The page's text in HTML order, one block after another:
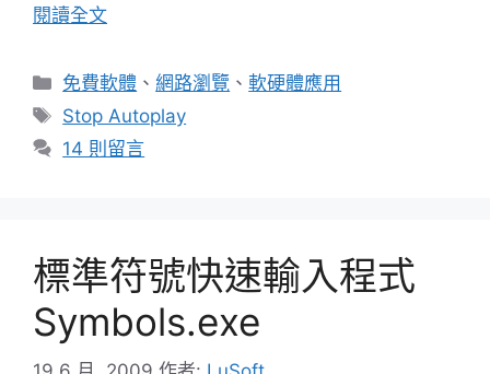
閱讀全文
分
類
免費軟體 、網路瀏覽 、軟硬體應用
標
籤
Stop Autoplay
14 則留言
標準符號快速輸入程式
Symbols.exe